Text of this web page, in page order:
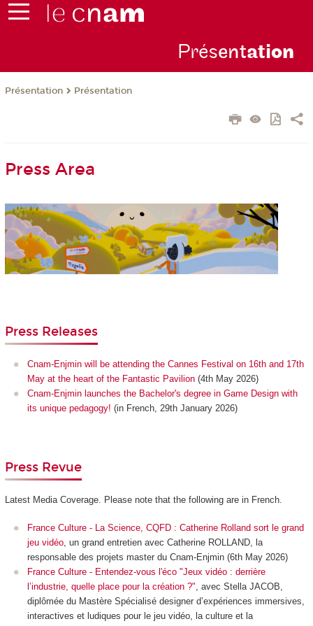
Présentation
Présentation Présentation
Press Area
Press Releases
Cnam-Enjmin will be attending the Cannes Festival on 16th and 17th
May at the heart of the Fantastic Pavilion (4th May 2026)
Cnam-Enjmin launches the Bachelor's degree in Game Design with
its unique pedagogy! (in French, 29th January 2026)
Press Revue
Latest Media Coverage. Please note that the following are in French.
France Culture - La Science, CQFD : Catherine Rolland sort le grand
jeu vidéo, un grand entretien avec Catherine ROLLAND, la
responsable des projets master du Cnam-Enjmin (6th May 2026)
France Culture - Entendez-vous l'éco "Jeux vidéo : derrière
l’industrie, quelle place pour la création ?", avec Stella JACOB,
diplômée du Mastère Spécialisé designer d’expériences immersives,
interactives et ludiques pour le jeu vidéo, la culture et la